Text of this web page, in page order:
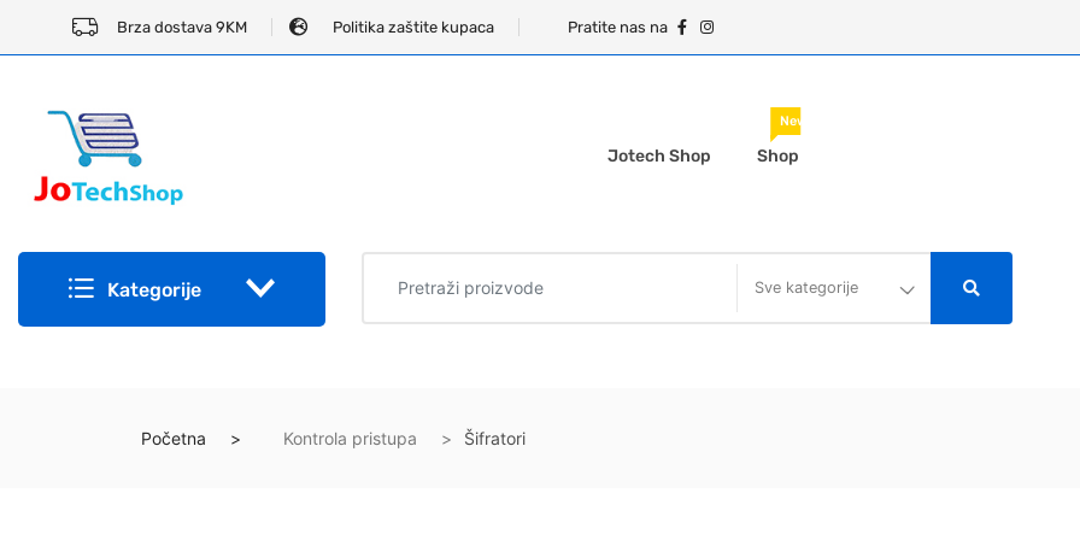
Brza dostava 9KM Politika zaštite kupaca Pratite nas na
Jotech Shop
New
Shop
Kategorije Sve kategorije
Početna Kontrola pristupa Šifratori